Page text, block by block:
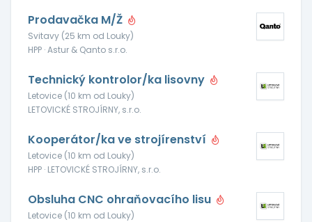
Prodavačka M/Ž
Svitavy (25 km od Louky)
HPP · Astur & Qanto s.r.o.
Technický kontrolor/ka lisovny
Letovice (10 km od Louky)
LETOVICKÉ STROJÍRNY, s.r.o.
Kooperátor/ka ve strojírenství
Letovice (10 km od Louky)
HPP · LETOVICKÉ STROJÍRNY, s.r.o.
Obsluha CNC ohraňovacího lisu
Letovice (10 km od Louky)